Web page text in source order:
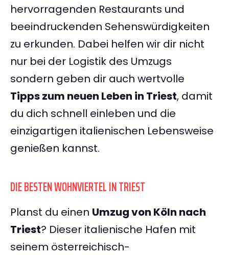
hervorragenden Restaurants und
beeindruckenden Sehenswürdigkeiten
zu erkunden. Dabei helfen wir dir nicht
nur bei der Logistik des Umzugs
sondern geben dir auch wertvolle
Tipps zum neuen Leben in Triest, damit
du dich schnell einleben und die
einzigartigen italienischen Lebensweise
genießen kannst.
DIE BESTEN WOHNVIERTEL IN TRIEST
Planst du einen Umzug von Köln nach
Triest? Dieser italienische Hafen mit
seinem österreichisch-